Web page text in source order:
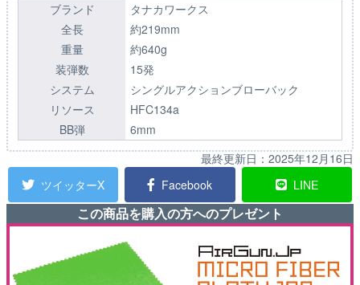
ブランド
タナカワークス
全長
約219mm
重量
約640g
装弾数
15発
システム
シングルアクションブローバック
リソース
HFC134a
BB弾
6mm
最終更新日： 2025年12月16日
ツイッターX
Facebook LINE
この商品を購入の方へのプレゼント